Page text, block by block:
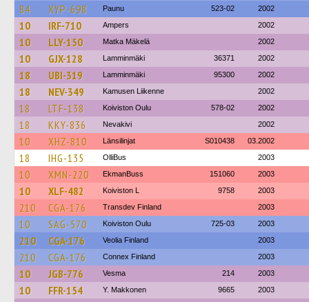
84 XYP-698 Paunu 523-02 2002
10 IRF-710 Ampers 2002
10 LLY-150 Matka Mäkelä 2002
10 GJX-128 Lamminmäki 36371 2002
18 UBI-319 Lamminmäki 95300 2002
18 NEV-349 Kamusen Liikenne 2002
18 LTF-138 Koiviston Oulu 578-02 2002
18 KKY-836 Nevakivi 2002
10 XHZ-810 Länsilinjat S010438 03.2002
18 IHG-135 OlliBus 2003
10 XMN-220 EkmanBuss 151060 2003
10 XLF-482 Koiviston L 9758 2003
210 CGA-176 Transdev Finland 2003
10 SAG-570 Koiviston Oulu 725-03 2003
210 CGA-176 Veolia Finland 2003
210 CGA-176 Connex Finland 2003
10 JGB-776 Vesma 214 2003
10 FFR-154 Y. Makkonen 9665 2003